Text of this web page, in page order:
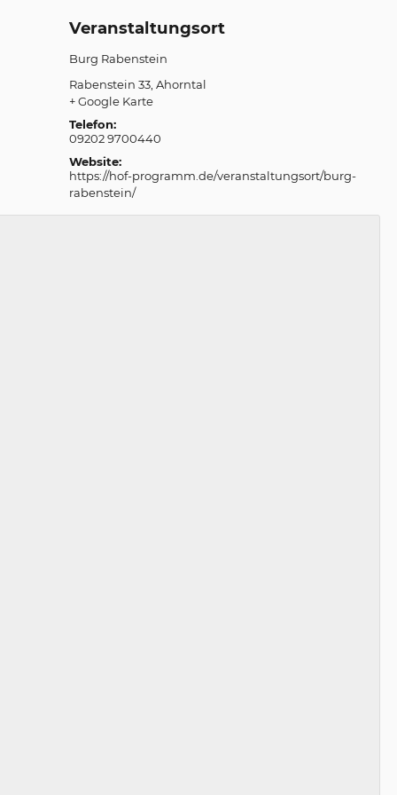
Veranstaltungsort
Burg Rabenstein
Rabenstein 33 Ahorntal
+ Google Karte
Telefon:
09202 9700440
Website:
https://hof-programm.de/veranstaltungsort/burg-
rabenstein/